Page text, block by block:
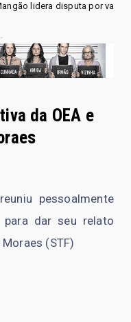
vaga na Alego em Novo
da OEA e
pessoalmente
para dar seu relato
(STF)